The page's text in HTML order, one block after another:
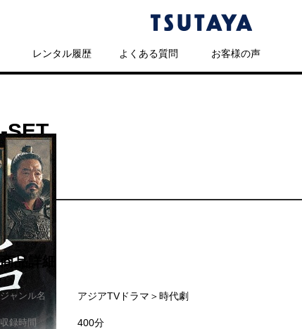
レンタル履歴 よくある質問 お客様の声
SET
商品詳細
ジャンル名 アジアTVドラマ＞時代劇
収録時間 400分